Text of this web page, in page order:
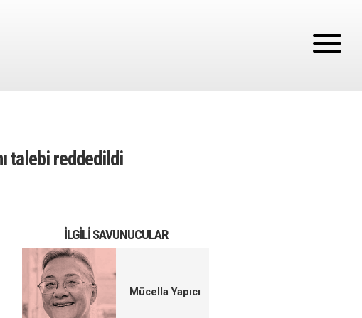
talebi reddedildi
İLGILI SAVUNUCULAR
Mücella Yapıcı